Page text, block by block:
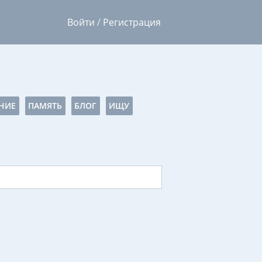
Войти / Регистрация
ПАМЯТЬ БЛОГ ИЩУ